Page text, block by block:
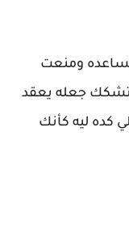
بساعده ومنعت
جعله يعقد
كده ليه كأنك